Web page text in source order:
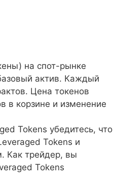
на спот-рынке
актив. Каждый
Цена токенов
в корзине и изменение
Tokens убедитесь, что
Tokens и
Как трейдер, вы
Tokens